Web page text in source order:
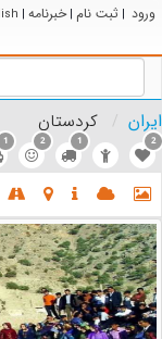
ورود | ثبت نام | خبرنامه |
ایران کردستان
2
1
2
1